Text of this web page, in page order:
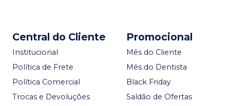
Central do Cliente
Institucional
Política de Frete
Política Comercial
Trocas e Devoluções
Promocional
Mês do Cliente
Mês do Dentista
Black Friday
Saldão de Ofertas